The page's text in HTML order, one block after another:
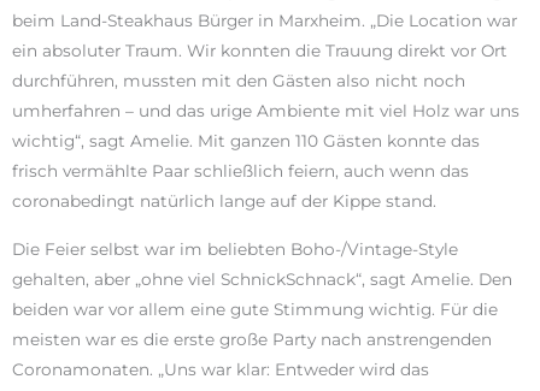
beim Land-Steakhaus Bürger in Marxheim. „Die Location war
ein absoluter Traum. Wir konnten die Trauung direkt vor Ort
durchführen, mussten mit den Gästen also nicht noch
umherfahren – und das urige Ambiente mit viel Holz war uns
wichtig“, sagt Amelie. Mit ganzen 110 Gästen konnte das
frisch vermählte Paar schließlich feiern, auch wenn das
coronabedingt natürlich lange auf der Kippe stand.
Die Feier selbst war im beliebten Boho-/Vintage-Style
gehalten, aber „ohne viel SchnickSchnack“, sagt Amelie. Den
beiden war vor allem eine gute Stimmung wichtig. Für die
meisten war es die erste große Party nach anstrengenden
Coronamonaten. „Uns war klar: Entweder wird das